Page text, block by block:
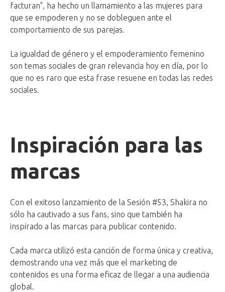
facturan", ha hecho un llamamiento a las mujeres para
que se empoderen y no se dobleguen ante el
comportamiento de sus parejas.
La igualdad de género y el empoderamiento femenino
son temas sociales de gran relevancia hoy en día, por lo
que no es raro que esta frase resuene en todas las redes
sociales.
Inspiración para las
marcas
Con el exitoso lanzamiento de la Sesión #53, Shakira no
sólo ha cautivado a sus fans, sino que también ha
inspirado a las marcas para publicar contenido.
Cada marca utilizó esta canción de forma única y creativa,
demostrando una vez más que el marketing de
contenidos es una forma eficaz de llegar a una audiencia
global.